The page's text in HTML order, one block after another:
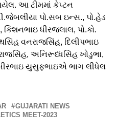
આ ટીમમાં કેપ્ટન
પો.સબ ઇન્સ., પો.હેડ
ધીરજલાલ, પો.કો.
વનરાજસિંહ, દિલીપભાઇ
અનિરૂધ્ધસિંહ ખોડુભા,
યુસુફભાઇએ ભાગ લીધેલ
GUJARATI NEWS
MEET-2023